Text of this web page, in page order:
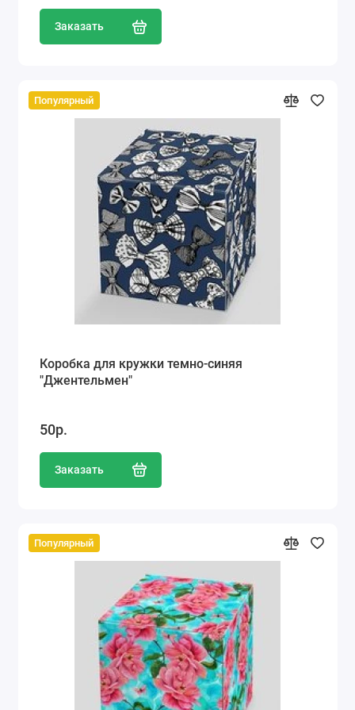
Заказать
Популярный
Коробка для кружки темно-синяя
"Джентельмен"
50р.
Заказать
Популярный